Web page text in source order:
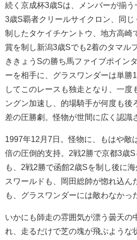
続く京成杯3歳Sは、メンバーが揃
3歳S覇者クリールサイクロン、同
制したタケイチケントウ、地方高崎
賞を制し新潟3歳Sでも2着のタマル
ききょうSの勝ち馬ファイブポイン
ーを相手に、グラスワンダーは単勝
してこのレースも独走となり、一度
ングン加速し、的場騎手が何度も後
差の圧勝劇。怪物が世間に広く認識
1997年12月7日。怪物に、もはや敵
倍の圧倒的支持。2戦2勝で京都3歳
も、2戦2勝で函館2歳Sを制し後に
スワールドも、岡田総帥が惚れ込ん
も、グラスワンダーには敵わなかっ
いかにも師走の雰囲気が漂う曇天の
れ、走るだけで芝の塊が飛ぶような